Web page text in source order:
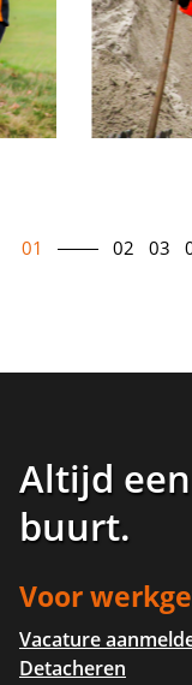
01 02 03
Altijd
buurt.
Voor
Vacature
Detacheren